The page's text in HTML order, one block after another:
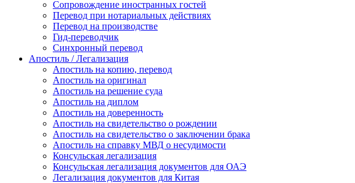
Сопровождение иностранных гостей
Перевод при нотариальных действиях
Перевод на производстве
Гид-переводчик
Синхронный перевод
Апостиль / Легализация
Апостиль на копию, перевод
Апостиль на оригинал
Апостиль на решение суда
Апостиль на диплом
Апостиль на доверенность
Апостиль на свидетельство о рождении
Апостиль на свидетельство о заключении брака
Апостиль на справку МВД о несудимости
Консульская легализация
Консульская легализация документов для ОАЭ
Легализация документов для Китая